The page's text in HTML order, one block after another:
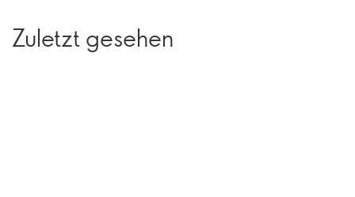
Zuletzt gesehen